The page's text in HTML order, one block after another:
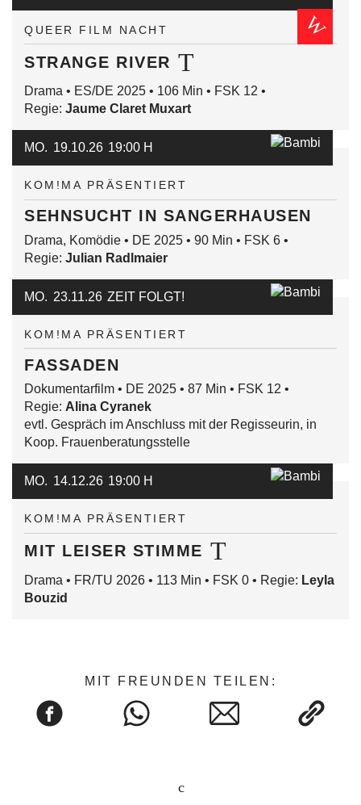
QUEER FILM NACHT
STRANGE RIVER
Drama • ES/DE 2025 • 106 Min • FSK 12 •
Regie: Jaume Claret Muxart
KOM!MA PRÄSENTIERT
SEHNSUCHT IN SANGERHAUSEN
Drama, Komödie • DE 2025 • 90 Min • FSK 6 •
Regie: Julian Radlmaier
MO. 19.10.26 19:00 H
KOM!MA PRÄSENTIERT
FASSADEN
Dokumentarfilm • DE 2025 • 87 Min • FSK 12 •
Regie: Alina Cyranek
evtl. Gespräch im Anschluss mit der Regisseurin, in
Koop. Frauenberatungsstelle
MO. 23.11.26 ZEIT FOLGT!
KOM!MA PRÄSENTIERT
MIT LEISER STIMME
Drama • FR/TU 2026 • 113 Min • FSK 0 • Regie: Leyla
Bouzid
MO. 14.12.26 19:00 H
MIT FREUNDEN TEILEN: